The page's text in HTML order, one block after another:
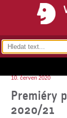
10. červen 2020
Premiéry
2020/21